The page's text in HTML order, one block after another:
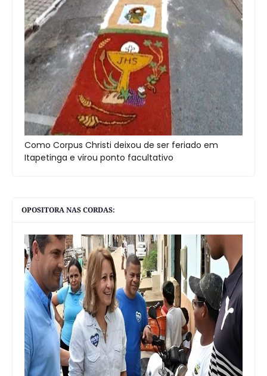
Como Corpus Christi deixou de ser feriado em
Itapetinga e virou ponto facultativo
OPOSITORA NAS CORDAS: